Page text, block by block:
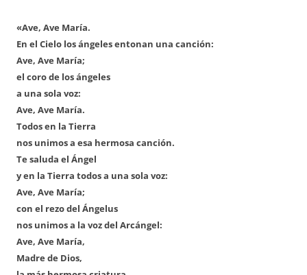
«Ave, Ave María.
En el Cielo los ángeles entonan una canción:
Ave, Ave María;
el coro de los ángeles
a una sola voz:
Ave, Ave María.
Todos en la Tierra
nos unimos a esa hermosa canción.
Te saluda el Ángel
y en la Tierra todos a una sola voz:
Ave, Ave María;
con el rezo del Ángelus
nos unimos a la voz del Arcángel:
Ave, Ave María,
Madre de Dios,